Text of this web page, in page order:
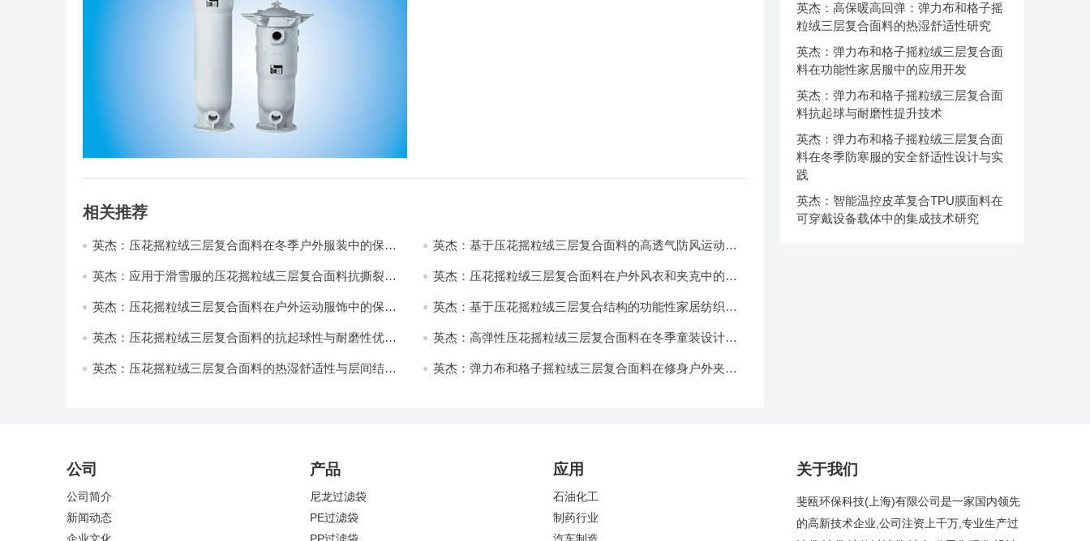
相关推荐
英杰：压花摇粒绒三层复合面料在冬季户外服装中的保暖
英杰：基于压花摇粒绒三层复合面料的高透气防风运动服
英杰：应用于滑雪服的压花摇粒绒三层复合面料抗撕裂与
英杰：压花摇粒绒三层复合面料在户外风衣和夹克中的应
英杰：压花摇粒绒三层复合面料在户外运动服饰中的保暖
英杰：基于压花摇粒绒三层复合结构的功能性家居纺织品
英杰：压花摇粒绒三层复合面料的抗起球性与耐磨性优化
英杰：高弹性压花摇粒绒三层复合面料在冬季童装设计中
英杰：压花摇粒绒三层复合面料的热湿舒适性与层间结合
英杰：弹力布和格子摇粒绒三层复合面料在修身户外夹克
英杰：高保暖高回弹：弹力布和格子摇
粒绒三层复合面料的热湿舒适性研究
英杰：弹力布和格子摇粒绒三层复合面
料在功能性家居服中的应用开发
英杰：弹力布和格子摇粒绒三层复合面
料抗起球与耐磨性提升技术
英杰：弹力布和格子摇粒绒三层复合面
料在冬季防寒服的安全舒适性设计与实
践
英杰：智能温控皮革复合TPU膜面料在
可穿戴设备载体中的集成技术研究
公司
公司简介
新闻动态
产品
尼龙过滤袋
PE过滤袋
应用
石油化工
制药行业
关于我们
斐瓯环保科技(上海)有限公司是一家国内领先
的高新技术企业,公司注资上千万,专业生产过